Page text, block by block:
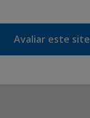
Avaliar este site